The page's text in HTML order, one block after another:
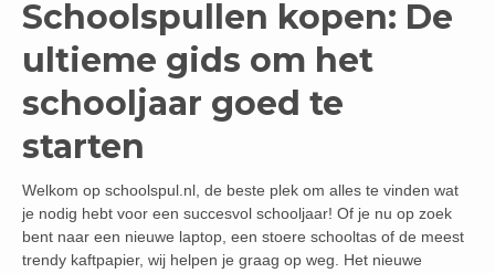
Schoolspullen kopen: De
ultieme gids om het
schooljaar goed te
starten
Welkom op schoolspul.nl, de beste plek om alles te vinden wat
je nodig hebt voor een succesvol schooljaar! Of je nu op zoek
bent naar een nieuwe laptop, een stoere schooltas of de meest
trendy kaftpapier, wij helpen je graag op weg. Het nieuwe